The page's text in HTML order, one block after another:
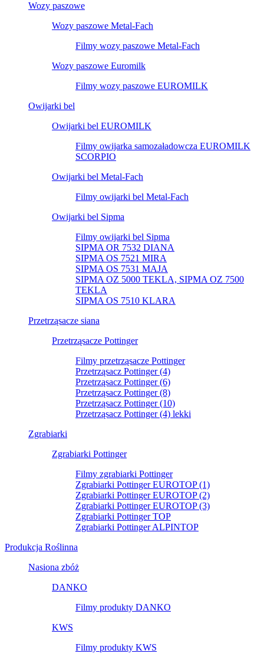
Wozy paszowe
Wozy paszowe Metal-Fach
Filmy wozy paszowe Metal-Fach
Wozy paszowe Euromilk
Filmy wozy paszowe EUROMILK
Owijarki bel
Owijarki bel EUROMILK
Filmy owijarka samozaładowcza EUROMILK
SCORPIO
Owijarki bel Metal-Fach
Filmy owijarki bel Metal-Fach
Owijarki bel Sipma
Filmy owijarki bel Sipma
SIPMA OR 7532 DIANA
SIPMA OS 7521 MIRA
SIPMA OS 7531 MAJA
SIPMA OZ 5000 TEKLA, SIPMA OZ 7500
TEKLA
SIPMA OS 7510 KLARA
Przetrząsacze siana
Przetrząsacze Pottinger
Filmy przetrząsacze Pottinger
Przetrząsacz Pottinger (4)
Przetrząsacz Pottinger (6)
Przetrząsacz Pottinger (8)
Przetrząsacz Pottinger (10)
Przetrząsacz Pottinger (4) lekki
Zgrabiarki
Zgrabiarki Pottinger
Filmy zgrabiarki Pottinger
Zgrabiarki Pottinger EUROTOP (1)
Zgrabiarki Pottinger EUROTOP (2)
Zgrabiarki Pottinger EUROTOP (3)
Zgrabiarki Pottinger TOP
Zgrabiarki Pottinger ALPINTOP
Produkcja Roślinna
Nasiona zbóż
DANKO
Filmy produkty DANKO
KWS
Filmy produkty KWS